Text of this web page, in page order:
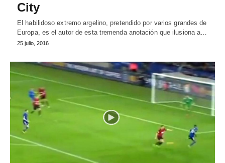
City
El habilidoso extremo argelino, pretendido por varios grandes de
Europa, es el autor de esta tremenda anotación que ilusiona a…
25 julio, 2016